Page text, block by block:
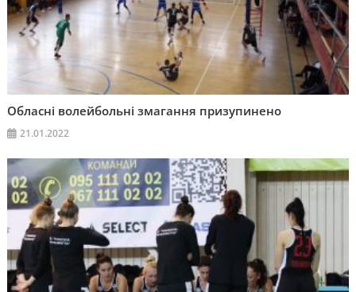
Обласні волейбольні змагання призупинено
21.01.2022